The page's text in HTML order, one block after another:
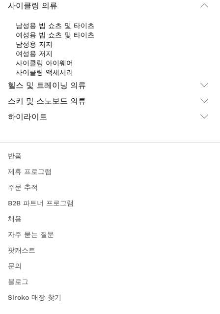
사이클링 의류
남성용 빕 쇼츠 및 타이츠
여성용 빕 쇼츠 및 타이츠
남성용 저지
여성용 저지
사이클링 아이웨어
사이클링 액세서리
헬스 및 트레이닝 의류
스키 및 스노보드 의류
하이라이트
반품
제휴 프로그램
주문 추적
B2B 파트너 프로그램
채용
자주 묻는 질문
팟캐스트
문의
블로그
Siroko 매장 찾기